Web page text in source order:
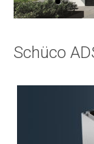
Bejárati
Schüco